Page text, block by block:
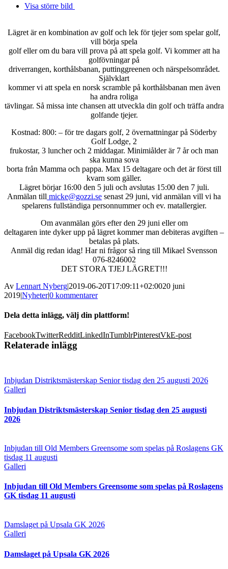
Visa större bild
Lägret är en kombination av golf och lek för tjejer som spelar golf,
vill börja spela
golf eller om du bara vill prova på att spela golf. Vi kommer att ha
golfövningar på
driverrangen, korthålsbanan, puttinggreenen och närspelsområdet.
Självklart
kommer vi att spela en norsk scramble på korthålsbanan men även
ha andra roliga
tävlingar. Så missa inte chansen att utveckla din golf och träffa andra
golfande tjejer.
Kostnad: 800: – för tre dagars golf, 2 övernattningar på Söderby
Golf Lodge, 2
frukostar, 3 luncher och 2 middagar. Minimiålder är 7 år och man
ska kunna sova
borta från Mamma och pappa. Max 15 deltagare och det är först till
kvarn som gäller.
Lägret börjar 16:00 den 5 juli och avslutas 15:00 den 7 juli.
Anmälan till micke@gozzi.se senast 29 juni, vid anmälan vill vi ha
spelarens fullständiga personnummer och ev. matallergier.
Om avanmälan görs efter den 29 juni eller om
deltagaren inte dyker upp på lägret kommer man debiteras avgiften –
betalas på plats.
Anmäl dig redan idag! Har ni frågor så ring till Mikael Svensson
076-8246002
DET STORA TJEJ LÄGRET!!!
Av Lennart Nyberg|2019-06-20T17:09:11+02:0020 juni
2019|Nyheter|0 kommentarer
Dela detta inlägg, välj din plattform!
FacebookTwitterRedditLinkedInTumblrPinterestVkE-post
Relaterade inlägg
Inbjudan Distriktsmästerskap Senior tisdag den 25 augusti 2026
Galleri
Inbjudan Distriktsmästerskap Senior tisdag den 25 augusti
2026
Inbjudan till Old Members Greensome som spelas på Roslagens GK
tisdag 11 augusti
Galleri
Inbjudan till Old Members Greensome som spelas på Roslagens
GK tisdag 11 augusti
Damslaget på Upsala GK 2026
Galleri
Damslaget på Upsala GK 2026